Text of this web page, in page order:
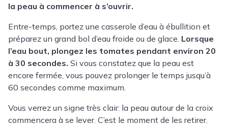
la peau à commencer à s’ouvrir.
Entre-temps, portez une casserole d’eau à ébullition et
préparez un grand bol d’eau froide ou de glace. Lorsque
l’eau bout, plongez les tomates pendant environ 20
à 30 secondes. Si vous constatez que la peau est
encore fermée, vous pouvez prolonger le temps jusqu’à
60 secondes comme maximum.
Vous verrez un signe très clair: la peau autour de la croix
commencera à se lever. C’est le moment de les retirer.